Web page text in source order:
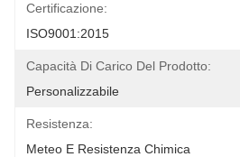
Certificazione:
ISO9001:2015
Capacità Di Carico Del Prodotto:
Personalizzabile
Resistenza:
Meteo E Resistenza Chimica